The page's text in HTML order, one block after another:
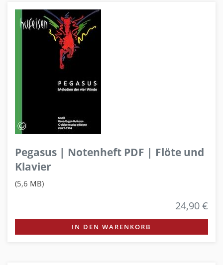
Pegasus | Notenheft PDF | Flöte und
Klavier
(5,6 MB)
24,90 €
IN DEN WARENKORB